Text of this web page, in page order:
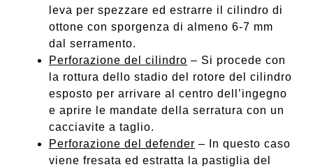
leva per spezzare ed estrarre il cilindro di
ottone con sporgenza di almeno 6-7 mm
dal serramento.
Perforazione del cilindro – Si procede con
la rottura dello stadio del rotore del cilindro
esposto per arrivare al centro dell’ingegno
e aprire le mandate della serratura con un
cacciavite a taglio.
Perforazione del defender – In questo caso
viene fresata ed estratta la pastiglia del